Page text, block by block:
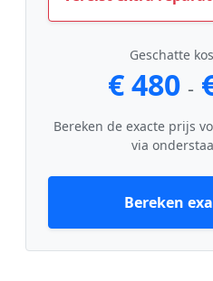
Geschatte
€ 480 -
Bereken de exacte prijs
via
Bereken